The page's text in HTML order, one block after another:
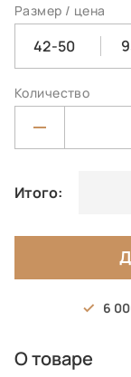
Размер / цена
42-50
Количество
Итого:
6
О товаре